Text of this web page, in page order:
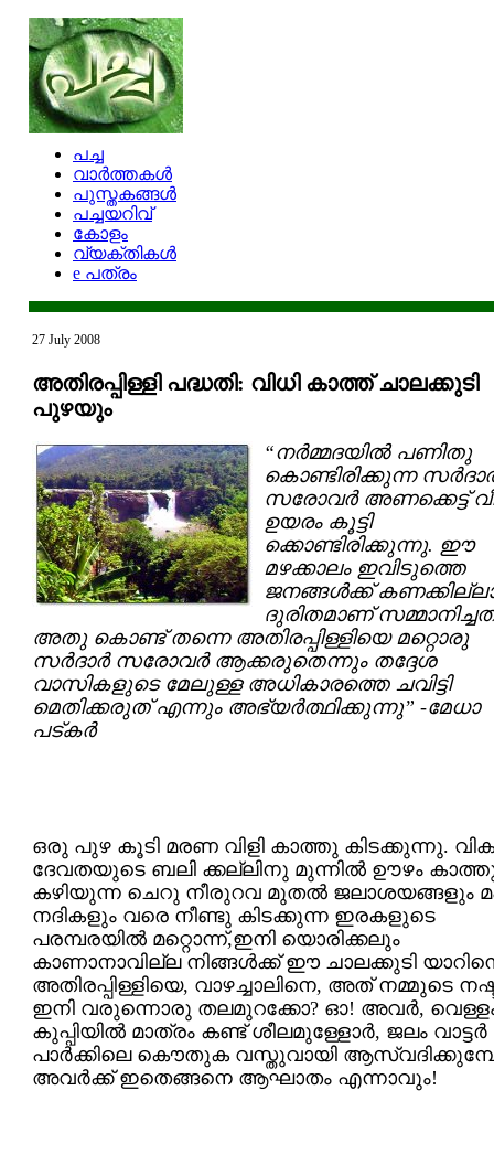
പച്ച
വാര്‍ത്തകള്‍
പുസ്തകങ്ങള്‍
പച്ചയറിവ്
കോളം
വ്യക്തികള്‍
e പത്രം
27 July 2008
അതിരപ്പിള്ളി പദ്ധതി: വിധി കാത്ത് ചാ‍ലക്കുടി
പുഴയും
“നര്‍മ്മദയില്‍ പണിതു
കൊണ്ടിരിക്കുന്ന
സരോവര്‍ അണക്കെട്ട്
ഉയരം കൂട്ടി
ക്കൊണ്ടിരിക്കുന്നു. ഈ
മഴക്കാലം ഇവിടുത്തെ
ജനങ്ങള്‍ക്ക്
ദുരിതമാണ്
അതു കൊണ്ട് തന്നെ അതിരപ്പിള്ളിയെ മറ്റൊരു
സര്‍ദാര്‍ സരോവര്‍ ആക്കരുതെന്നും തദ്ദേശ
വാസികളുടെ മേലുള്ള അധികാരത്തെ ചവിട്ടി
മെതിക്കരുത് എന്നും അഭ്യര്‍ത്ഥിക്കുന്നു” -മേധാ
പട്കര്‍
ഒരു പുഴ കൂടി മരണ വിളി കാത്തു കിടക്കുന്നു.
ദേവതയുടെ ബലി ക്കല്ലിനു മുന്നില്‍ ഊഴം
കഴിയുന്ന ചെറു നീരുറവ മുതല്‍ ജലാശയങ്ങളും
നദികളും വരെ നീണ്ടു കിടക്കുന്ന ഇരകളുടെ
പരമ്പരയില്‍ മറ്റൊന്ന്,ഇനി യൊരിക്കലും
കാണാനാവില്ല നിങ്ങള്‍ക്ക് ഈ ചാലക്കുടി
അതിരപ്പിള്ളിയെ, വാഴച്ചാലിനെ, അത് നമ്മുടെ
ഇനി വരുന്നൊരു തലമുറക്കോ? ഓ! അവര്‍,
കുപ്പിയില്‍ മാത്രം കണ്ട് ശീലമുള്ളോര്‍, ജലം വാട്ടര്‍
പാര്‍ക്കിലെ കൌതുക വസ്തുവായി
അവര്‍ക്ക് ഇതെങ്ങനെ ആഘാതം എന്നാവും!